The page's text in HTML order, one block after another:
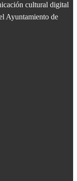
cultural digital
Ayuntamiento de